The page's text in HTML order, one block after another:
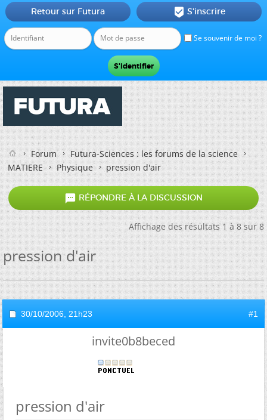
Se souvenir de moi ?
Retour sur Futura  S'inscrire
Forum
Futura-Sciences : les forums de la science
MATIERE
Physique pression d'air
 RÉPONDRE À LA DISCUSSION
Affichage des résultats 1 à 8 sur 8
pression d'air
30/10/2006, 21h23 #1
invite0b8beced
pression d'air